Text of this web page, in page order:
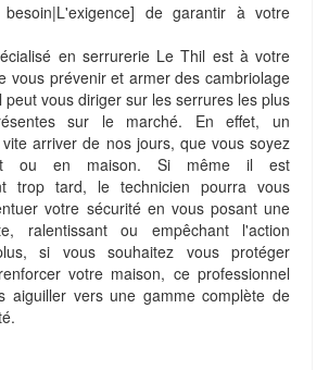
besoin|L'exigence] de garantir à votre
en serrurerie Le Thil est à votre
vous prévenir et armer des cambriolage
peut vous diriger sur les serrures les plus
sur le marché. En effet, un
arriver de nos jours, que vous soyez
ou en maison. Si même il est
trop tard, le technicien pourra vous
votre sécurité en vous posant une
ralentissant ou empêchant l'action
si vous souhaitez vous protéger
votre maison, ce professionnel
aiguiller vers une gamme complète de